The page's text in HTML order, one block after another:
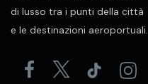
di lusso tra i punti della città
e le destinazioni aeroportuali.